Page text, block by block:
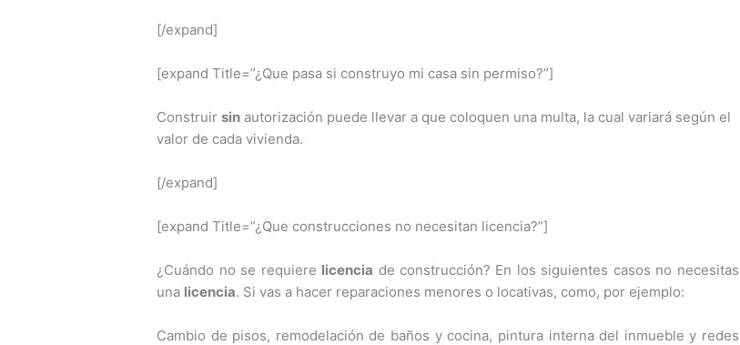
[/expand]
[expand Title=”¿Que pasa si construyo mi casa sin permiso?”]
Construirsin autorización puede llevar a que coloquen una multa, la cual variará según el
valor de cada vivienda.
[/expand]
[expand Title=”¿Que construcciones no necesitan licencia?”]
¿Cuándo no se requiere licencia de construcción? En los siguientes casos no necesitas
una licencia. Si vas a hacer reparaciones menores o locativas, como, por ejemplo:
Cambio de pisos, remodelación de baños y cocina, pintura interna del inmueble y redes